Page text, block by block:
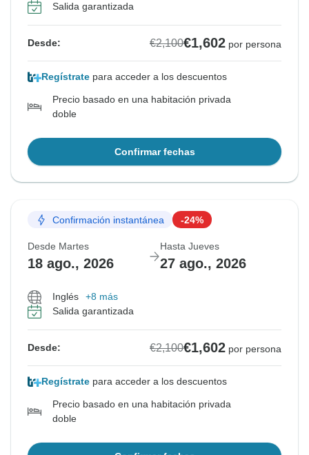
Salida garantizada
Desde: €2,100€1,602 por persona
Regístrate para acceder a los descuentos
Precio basado en una habitación privada
doble
Confirmar fechas
Confirmación instantánea -24%
Desde Martes
18 ago., 2026
Hasta Jueves
27 ago., 2026
Inglés
+8 más
Salida garantizada
Desde: €2,100€1,602 por persona
Regístrate para acceder a los descuentos
Precio basado en una habitación privada
doble